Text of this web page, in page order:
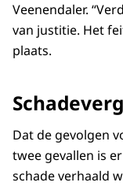
Veenendaler.
van justitie. Het
plaats.
Dat de gevolgen
twee gevallen is
schade verhaald